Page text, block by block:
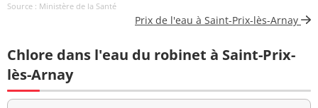
/100ml-MS
à 22°-68h
0 n/mL
Bact. aér. revivifiables
à 36°-44h
1 n/mL
Source : Ministère de la Santé
Prix de l'eau à Saint-Prix-lès-Arnay
Chlore dans l'eau du robinet à Saint-Prix-
lès-Arnay